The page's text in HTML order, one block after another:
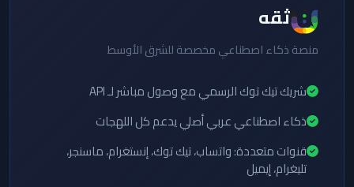
ثقه
منصة ذكاء اصطناعي مخصصة للشرق الأوسط
شريك تيك توك الرسمي مع وصول مباشر لـ API
ذكاء اصطناعي عربي أصلي يدعم كل اللهجات
قنوات متعددة: واتساب، تيك توك، إنستغرام، ماسنجر،
تليغرام، إيميل